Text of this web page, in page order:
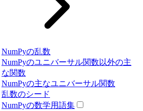
NumPyの乱数
NumPyのユニバーサル関数以外の主
な関数
NumPyの主なユニバーサル関数
乱数のシード
NumPyの数学用語集